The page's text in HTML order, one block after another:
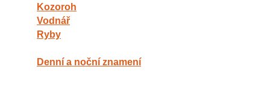
Kozoroh
Vodnář
Ryby
Denní a noční znamení